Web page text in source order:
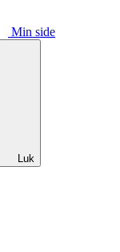
Min side
Luk